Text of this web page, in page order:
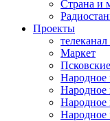
Страна и
Проекты
Маркет
Народное
Народное
Народное
Народное